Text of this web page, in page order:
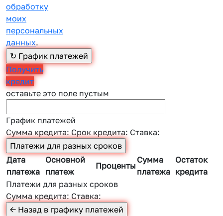
обработку
моих
персональных
данных.
Получить
кредит
оставьте это поле пустым
График платежей
Сумма кредита: Срок кредита: Ставка:
Дата
платежа
Основной
платеж
Проценты
Сумма
платежа
Остаток
кредита
Платежи для разных сроков
Сумма кредита: Ставка: